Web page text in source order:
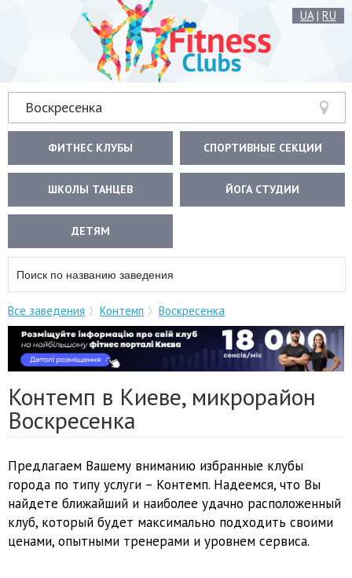
UA| RU
Воскресенка
ФИТНЕС КЛУБЫ СПОРТИВНЫЕ СЕКЦИИ
ШКОЛЫ ТАНЦЕВ ЙОГА СТУДИИ
ДЕТЯМ
Все заведения Контемп Воскресенка
Контемп в Киеве, микрорайон
Воскресенка
Предлагаем Вашему вниманию избранные клубы
города по типу услуги – Контемп. Надеемся, что Вы
найдете ближайший и наиболее удачно расположенный
клуб, который будет максимально подходить своими
ценами, опытными тренерами и уровнем сервиса.